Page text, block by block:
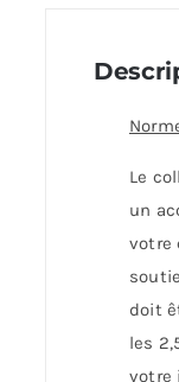
Le
un
votre
doit
les
votre